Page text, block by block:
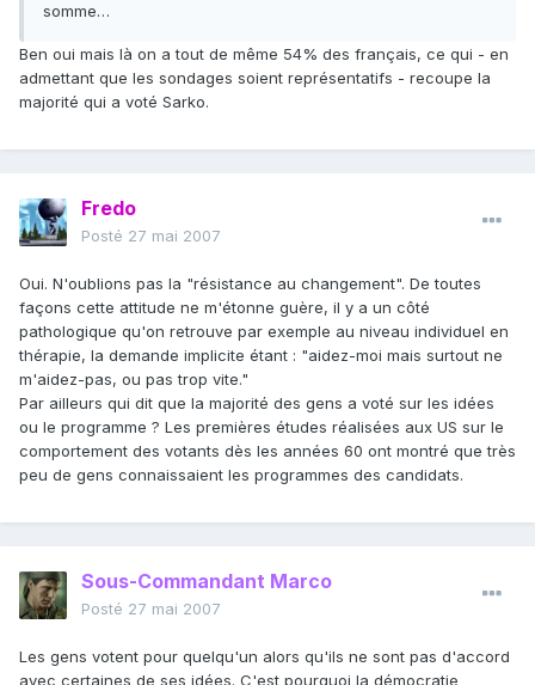
somme…
Ben oui mais là on a tout de même 54% des français, ce qui - en
admettant que les sondages soient représentatifs - recoupe la
majorité qui a voté Sarko.
Fredo
Posté 27 mai 2007
Oui. N'oublions pas la "résistance au changement". De toutes
façons cette attitude ne m'étonne guère, il y a un côté
pathologique qu'on retrouve par exemple au niveau individuel en
thérapie, la demande implicite étant : "aidez-moi mais surtout ne
m'aidez-pas, ou pas trop vite."
Par ailleurs qui dit que la majorité des gens a voté sur les idées
ou le programme ? Les premières études réalisées aux US sur le
comportement des votants dès les années 60 ont montré que très
peu de gens connaissaient les programmes des candidats.
Sous-Commandant Marco
Posté 27 mai 2007
Les gens votent pour quelqu'un alors qu'ils ne sont pas d'accord
avec certaines de ses idées. C'est pourquoi la démocratie